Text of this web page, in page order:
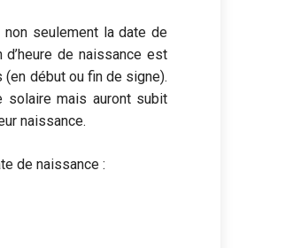
seulement la date de
de naissance est
début ou fin de signe).
solaire mais auront subit
naissance.
de naissance :